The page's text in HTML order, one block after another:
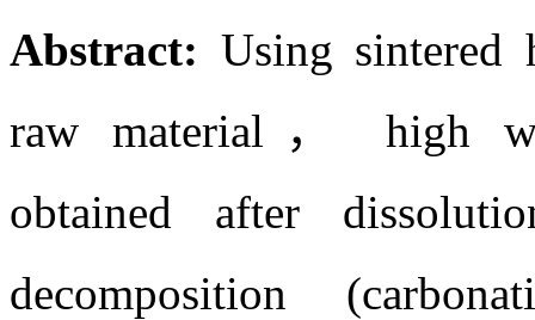
Abstract: Using sintered
raw material， high
obtained after
decomposition